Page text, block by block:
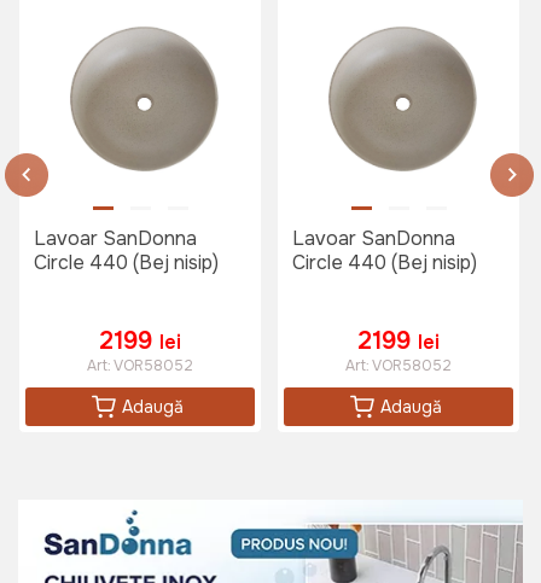
Lavoar SanDonna
Circle 440 (Bej nisip)
2199 lei
Art:VOR58052
Adaugă
Lavoar SanDonna
Circle 440 (Bej nisip)
2199 lei
Art:VOR58052
Adaugă